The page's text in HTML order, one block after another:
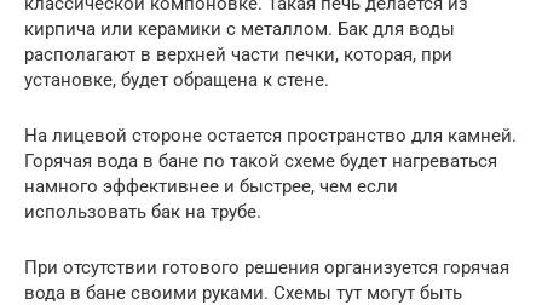
кирпича или керамики с металлом. Бак для воды
располагают в верхней части печки, которая, при
установке, будет обращена к стене.
На лицевой стороне остается пространство для камней.
Горячая вода в бане по такой схеме будет нагреваться
намного эффективнее и быстрее, чем если
использовать бак на трубе.
При отсутствии готового решения организуется горячая
вода в бане своими руками. Схемы тут могут быть